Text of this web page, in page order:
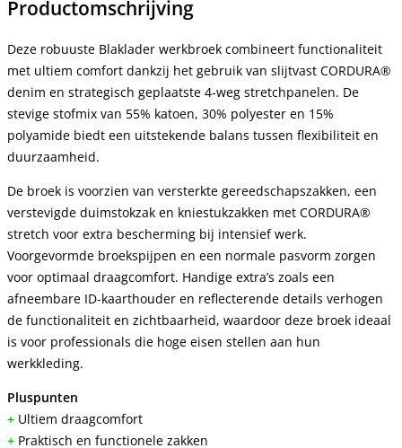
Productomschrijving
Deze robuuste Blaklader werkbroek combineert functionaliteit
met ultiem comfort dankzij het gebruik van slijtvast CORDURA®
denim en strategisch geplaatste 4-weg stretchpanelen. De
stevige stofmix van 55% katoen, 30% polyester en 15%
polyamide biedt een uitstekende balans tussen flexibiliteit en
duurzaamheid.
De broek is voorzien van versterkte gereedschapszakken, een
verstevigde duimstokzak en kniestukzakken met CORDURA®
stretch voor extra bescherming bij intensief werk.
Voorgevormde broekspijpen en een normale pasvorm zorgen
voor optimaal draagcomfort. Handige extra’s zoals een
afneembare ID-kaarthouder en reflecterende details verhogen
de functionaliteit en zichtbaarheid, waardoor deze broek ideaal
is voor professionals die hoge eisen stellen aan hun
werkkleding.
Pluspunten
+ Ultiem draagcomfort
+ Praktisch en functionele zakken